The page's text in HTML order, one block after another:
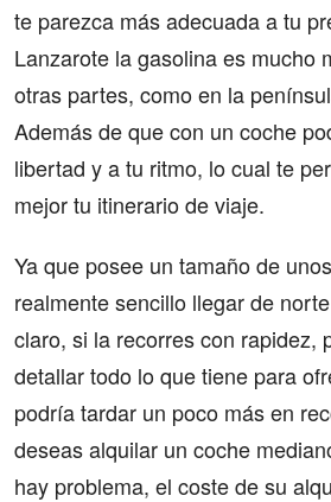
te parezca más adecuada a tu
Lanzarote la gasolina es mucho
otras partes, como en la
Además de que con un coche
libertad y a tu ritmo, lo cual te
mejor tu itinerario de viaje.
Ya que posee un tamaño de
realmente sencillo llegar de
claro, si la recorres con rapidez,
detallar todo lo que tiene para
podría tardar un poco más en
deseas alquilar un coche
hay problema, el coste de su